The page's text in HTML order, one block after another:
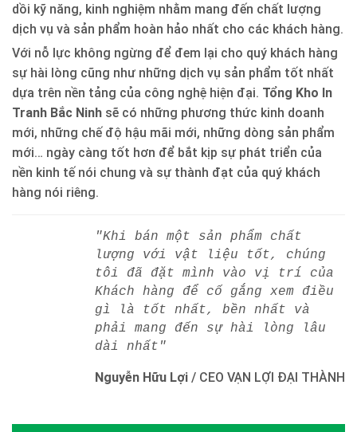
dồi kỹ năng, kinh nghiệm nhằm mang đến chất lượng
dịch vụ và sản phẩm hoàn hảo nhất cho các khách hàng.
Với nỗ lực không ngừng để đem lại cho quý khách hàng
sự hài lòng cũng như những dịch vụ sản phẩm tốt nhất
dựa trên nền tảng của công nghệ hiện đại. Tổng Kho In
Tranh Bắc Ninh sẽ có những phương thức kinh doanh
mới, những chế độ hậu mãi mới, những dòng sản phẩm
mới… ngày càng tốt hơn để bắt kịp sự phát triển của
nền kinh tế nói chung và sự thành đạt của quý khách
hàng nói riêng.
"Khi bán một sản phẩm chất
lượng với vật liệu tốt, chúng
tôi đã đặt mình vào vị trí của
Khách hàng để cố gắng xem điều
gì là tốt nhất, bền nhất và
phải mang đến sự hài lòng lâu
dài nhất"
Nguyễn Hữu Lợi / CEO VẠN LỢI ĐẠI THÀNH